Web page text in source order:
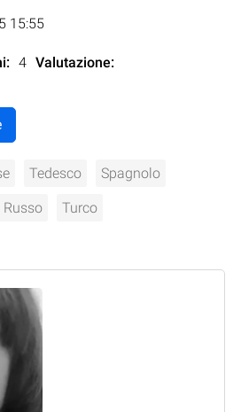
15:55
4 Valutazione:
Tedesco Spagnolo
Russo Turco